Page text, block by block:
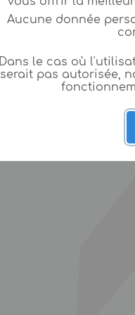
Aucune donnée
Dans le cas où
serait pas autorisée,